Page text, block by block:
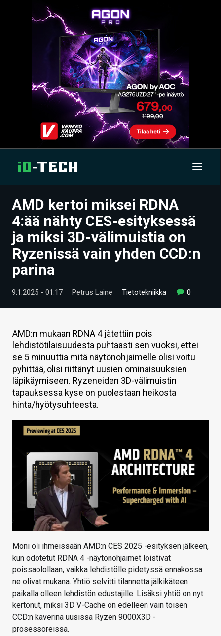
UUTISET
ARTIKKELIT
VIDEOT
TECHBBS
TIETOA
KAUPPA
VAIHDA TEEMA
HAKU
AMD kertoi miksei RDNA
4:ää nähty CES-esityksessä
ja miksi 3D-välimuistia on
Ryzenissä vain yhden CCD:n
parina
9.1.2025 - 01:17 Petrus Laine Tietotekniikka 0
AMD:n mukaan RDNA 4 jätettiin pois
lehdistötilaisuudesta puhtaasti sen vuoksi, ettei
se 5 minuuttia mitä näytönohjaimelle olisi voitu
pyhittää, olisi riittänyt uusien ominaisuuksien
läpikäymiseen. Ryzeneiden 3D-välimuistin
tapauksessa kyse on puolestaan heikosta
hinta/hyötysuhteesta.
Moni oli ihmeissään AMD:n CES 2025 -esityksen jälkeen,
kun odotetut RDNA 4 -näytönohjaimet loistivat
poissaolollaan, vaikka lehdistölle pidetyssä ennakossa
ne olivat mukana. Yhtiö selvitti tilannetta jälkikäteen
paikalla olleen lehdistön edustajille. Lisäksi yhtiö on nyt
kertonut, miksi 3D V-Cache on edelleen vain toisen
CCD:n kaverina uusissa Ryzen 9000X3D -
prosessoreissa.